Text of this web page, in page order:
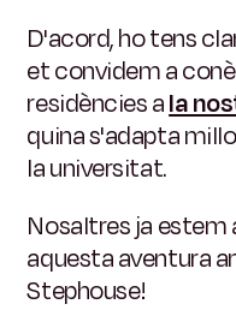
D'acord, ho tens
et convidem a
residències ala
quina s'adapta
la universitat.
Nosaltres ja estem
aquesta aventura
Stephouse!